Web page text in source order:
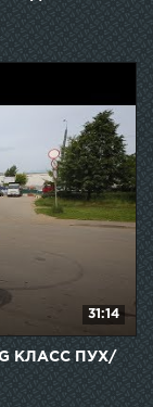
31:14
КЛАСС ПУХ/